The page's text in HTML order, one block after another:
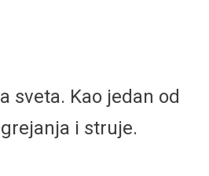
sveta. Kao jedan od
i struje.